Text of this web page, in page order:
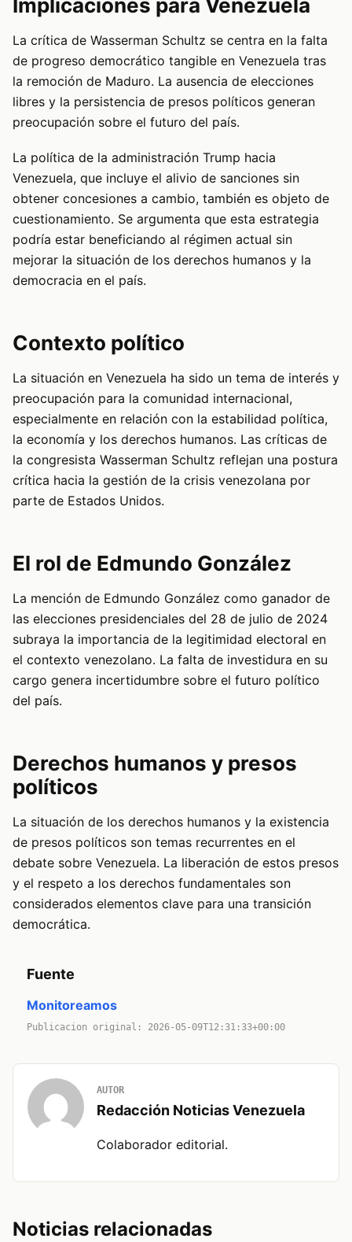
Implicaciones para Venezuela
La crítica de Wasserman Schultz se centra en la falta
de progreso democrático tangible en Venezuela tras
la remoción de Maduro. La ausencia de elecciones
libres y la persistencia de presos políticos generan
preocupación sobre el futuro del país.
La política de la administración Trump hacia
Venezuela, que incluye el alivio de sanciones sin
obtener concesiones a cambio, también es objeto de
cuestionamiento. Se argumenta que esta estrategia
podría estar beneficiando al régimen actual sin
mejorar la situación de los derechos humanos y la
democracia en el país.
Contexto político
La situación en Venezuela ha sido un tema de interés y
preocupación para la comunidad internacional,
especialmente en relación con la estabilidad política,
la economía y los derechos humanos. Las críticas de
la congresista Wasserman Schultz reflejan una postura
crítica hacia la gestión de la crisis venezolana por
parte de Estados Unidos.
El rol de Edmundo González
La mención de Edmundo González como ganador de
las elecciones presidenciales del 28 de julio de 2024
subraya la importancia de la legitimidad electoral en
el contexto venezolano. La falta de investidura en su
cargo genera incertidumbre sobre el futuro político
del país.
Derechos humanos y presos
políticos
La situación de los derechos humanos y la existencia
de presos políticos son temas recurrentes en el
debate sobre Venezuela. La liberación de estos presos
y el respeto a los derechos fundamentales son
considerados elementos clave para una transición
democrática.
Fuente
Monitoreamos
Publicacion original: 2026-05-09T12:31:33+00:00
AUTOR
Redacción Noticias Venezuela
Colaborador editorial.
Noticias relacionadas